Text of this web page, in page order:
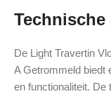
De Light Travertin
A Getrommeld biedt
en functionaliteit. De